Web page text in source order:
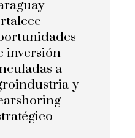
inversión
a
y